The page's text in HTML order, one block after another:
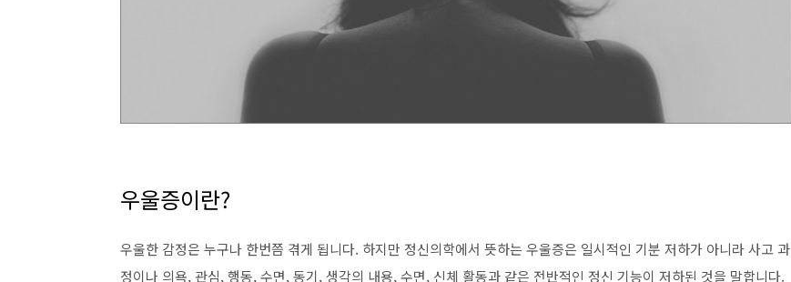
우울증이란?
우울한 감정은 누구나 한번쯤 겪게 됩니다. 하지만 정신의학에서 뜻하는 우울증은 일시적인 기분 저하가 아니라 사고 과
정이나 의욕, 관심, 행동, 수면, 동기, 생각의 내용, 수면, 신체 활동과 같은 전반적인 정신 기능이 저하된 것을 말합니다.